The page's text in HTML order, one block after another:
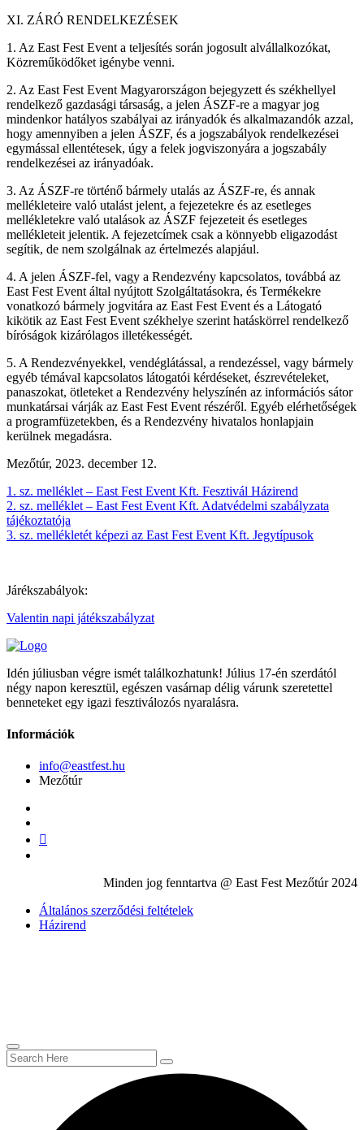
XI. ZÁRÓ RENDELKEZÉSEK
1. Az East Fest Event a teljesítés során jogosult alvállalkozókat,
Közreműködőket igénybe venni.
2. Az East Fest Event Magyarországon bejegyzett és székhellyel
rendelkező gazdasági társaság, a jelen ÁSZF-re a magyar jog
mindenkor hatályos szabályai az irányadók és alkalmazandók azzal,
hogy amennyiben a jelen ÁSZF, és a jogszabályok rendelkezései
egymással ellentétesek, úgy a felek jogviszonyára a jogszabály
rendelkezései az irányadóak.
3. Az ÁSZF-re történő bármely utalás az ÁSZF-re, és annak
mellékleteire való utalást jelent, a fejezetekre és az esetleges
mellékletekre való utalások az ÁSZF fejezeteit és esetleges
mellékleteit jelentik. A fejezetcímek csak a könnyebb eligazodást
segítik, de nem szolgálnak az értelmezés alapjául.
4. A jelen ÁSZF-fel, vagy a Rendezvény kapcsolatos, továbbá az
East Fest Event által nyújtott Szolgáltatásokra, és Termékekre
vonatkozó bármely jogvitára az East Fest Event és a Látogató
kikötik az East Fest Event székhelye szerint hatáskörrel rendelkező
bíróságok kizárólagos illetékességét.
5. A Rendezvényekkel, vendéglátással, a rendezéssel, vagy bármely
egyéb témával kapcsolatos látogatói kérdéseket, észrevételeket,
panaszokat, ötleteket a Rendezvény helyszínén az információs sátor
munkatársai várják az East Fest Event részéről. Egyéb elérhetőségek
a programfüzetekben, és a Rendezvény hivatalos honlapjain
kerülnek megadásra.
Mezőtúr, 2023. december 12.
1. sz. melléklet – East Fest Event Kft. Fesztivál Házirend
2. sz. melléklet – East Fest Event Kft. Adatvédelmi szabályzata
tájékoztatója
3. sz. mellékletét képezi az East Fest Event Kft. Jegytípusok
Járékszabályok:
Valentin napi játékszabályzat
Idén júliusban végre ismét találkozhatunk! Július 17-én szerdától
négy napon keresztül, egészen vasárnap délig várunk szeretettel
benneteket egy igazi fesztiválozós nyaralásra.
Információk
info@eastfest.hu
Mezőtúr
Minden jog fenntartva @ East Fest Mezőtúr 2024
Általános szerződési feltételek
Házirend